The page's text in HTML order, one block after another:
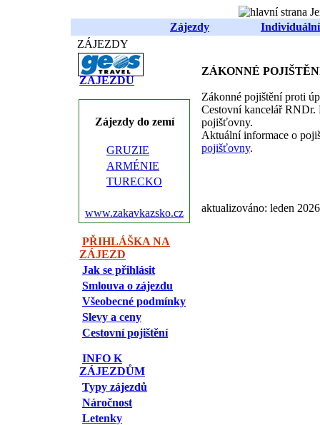
Zájezdy
Individuální
ZÁJEZDY
PŘEHLED
ZÁJEZDŮ
Zájezdy do zemí
GRUZIE
ARMÉNIE
TURECKO
www.zakavkazsko.cz
PŘIHLÁŠKA NA
ZÁJEZD
Jak se přihlásit
Smlouva o zájezdu
Všeobecné podmínky
Slevy a ceny
Cestovní pojištění
INFO K
ZÁJEZDŮM
Typy zájezdů
Náročnost
Letenky
ZÁKONNÉ
Zákonné pojištění proti
Cestovní kancelář RNDr.
pojišťovny.
Aktuální informace o
pojišťovny.
aktualizováno: leden 2026